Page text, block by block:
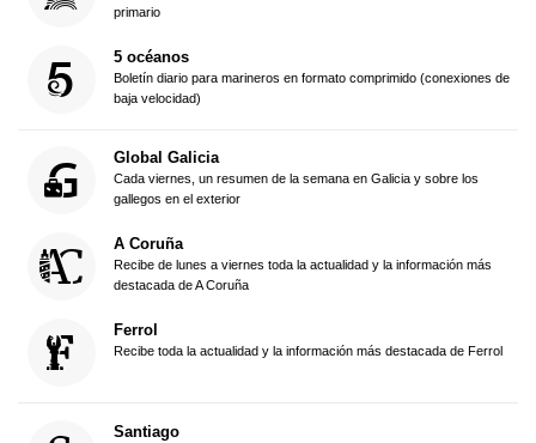
primario
5 océanos
Boletín diario para marineros en formato comprimido (conexiones de
baja velocidad)
Global Galicia
Cada viernes, un resumen de la semana en Galicia y sobre los
gallegos en el exterior
A Coruña
Recibe de lunes a viernes toda la actualidad y la información más
destacada de A Coruña
Ferrol
Recibe toda la actualidad y la información más destacada de Ferrol
Santiago